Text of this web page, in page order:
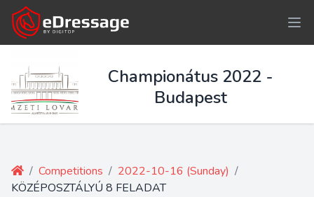
Championátus 2022 -
Budapest
/ Competitions / 2022-10-16 (Sunday) /
KÖZÉPOSZTÁLYÚ 8 FELADAT